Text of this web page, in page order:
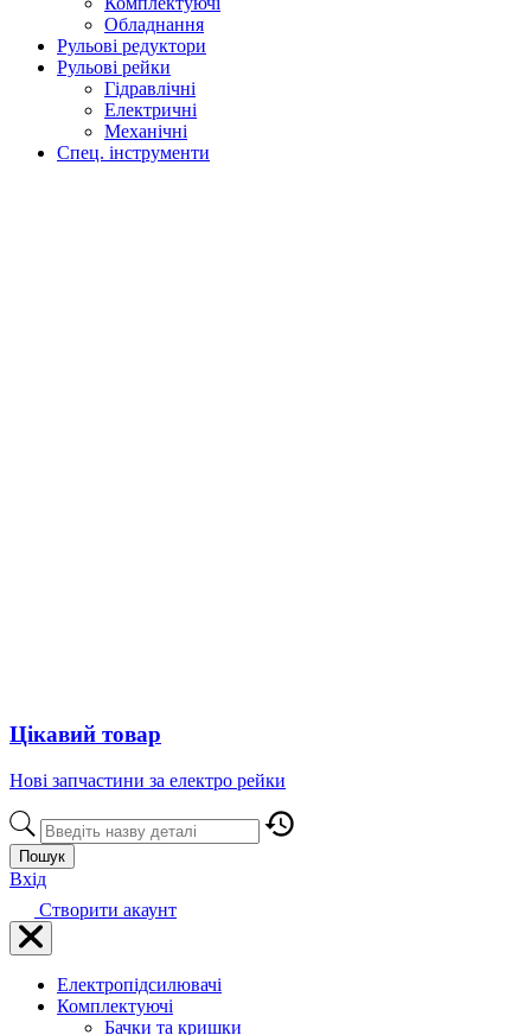
Обладнання
Рульові редуктори
Рульові рейки
Гідравлічні
Електричні
Механічні
Спец. інструменти
Цікавий товар
Нові запчастини за електро рейки
Пошук
Вхід
Створити акаунт
Електропідсилювачі
Комплектуючі
Бачки та кришки